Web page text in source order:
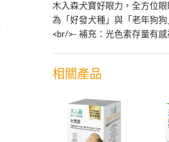
木入森犬寶好眼力，全方位
為「好發犬種」與「老年狗
<br/>- 補充：光色素存量有
相關產品